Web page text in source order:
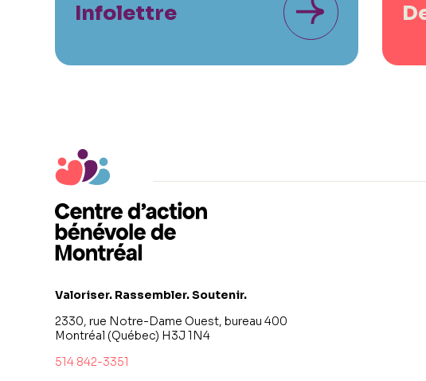
Infolettre
Valoriser. Rassembler. Soutenir.
2330, rue Notre-Dame Ouest, bureau 400
Montréal (Québec) H3J 1N4
514 842-3351